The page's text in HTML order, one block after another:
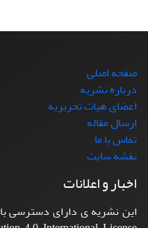
صفحه اصلی
درباره نشریه
اعضای هیات تحریریه
ارسال مقاله
تماس با ما
نقشه سایت
اخبار و اعلانات
این نشریه ی دارای دسترسی